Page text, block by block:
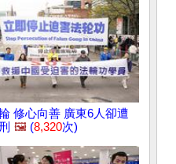
修心向善 廣東6人卻遭
🖼️ (8,320次)